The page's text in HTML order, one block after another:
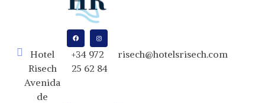
Hotel
Risech
Avenida
de
+34 972
25 62 84
risech@hotelsrisech.com